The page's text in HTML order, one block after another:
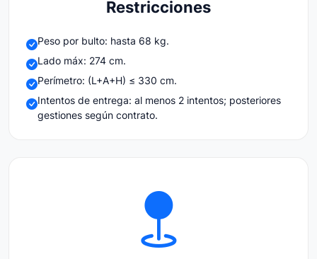
Restricciones
Peso por bulto: hasta 68 kg.
Lado máx: 274 cm.
Perímetro: (L+A+H) ≤ 330 cm.
Intentos de entrega: al menos 2 intentos; posteriores
gestiones según contrato.